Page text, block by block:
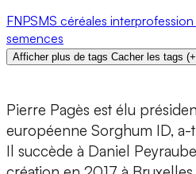
FNPSMS céréales interprofession
semences
Afficher plus de tags Cacher les tags (+
Pierre Pagès est élu
européenne Sorghum ID,
Il succède à Daniel